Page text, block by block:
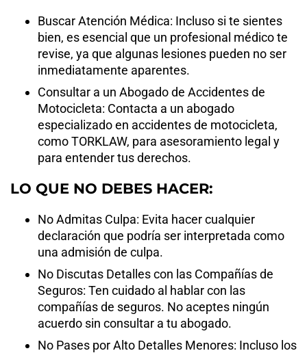
Buscar Atención Médica: Incluso si te sientes
bien, es esencial que un profesional médico te
revise, ya que algunas lesiones pueden no ser
inmediatamente aparentes.
Consultar a un Abogado de Accidentes de
Motocicleta: Contacta a un abogado
especializado en accidentes de motocicleta,
como TORKLAW, para asesoramiento legal y
para entender tus derechos.
LO QUE NO DEBES HACER:
No Admitas Culpa: Evita hacer cualquier
declaración que podría ser interpretada como
una admisión de culpa.
No Discutas Detalles con las Compañías de
Seguros: Ten cuidado al hablar con las
compañías de seguros. No aceptes ningún
acuerdo sin consultar a tu abogado.
No Pases por Alto Detalles Menores: Incluso los